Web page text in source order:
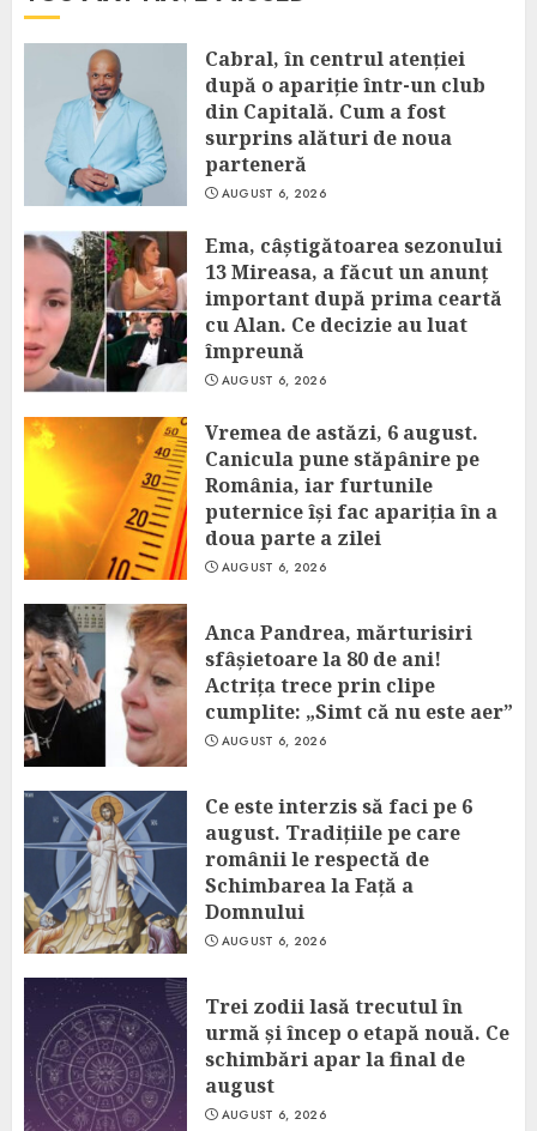
Cabral, în centrul atenției
după o apariție într-un club
din Capitală. Cum a fost
surprins alături de noua
parteneră
AUGUST 6, 2026
Ema, câștigătoarea sezonului
13 Mireasa, a făcut un anunț
important după prima ceartă
cu Alan. Ce decizie au luat
împreună
AUGUST 6, 2026
Vremea de astăzi, 6 august.
Canicula pune stăpânire pe
România, iar furtunile
puternice își fac apariția în a
doua parte a zilei
AUGUST 6, 2026
Anca Pandrea, mărturisiri
sfâșietoare la 80 de ani!
Actrița trece prin clipe
cumplite: „Simt că nu este aer”
AUGUST 6, 2026
Ce este interzis să faci pe 6
august. Tradițiile pe care
românii le respectă de
Schimbarea la Față a
Domnului
AUGUST 6, 2026
Trei zodii lasă trecutul în
urmă și încep o etapă nouă. Ce
schimbări apar la final de
august
AUGUST 6, 2026